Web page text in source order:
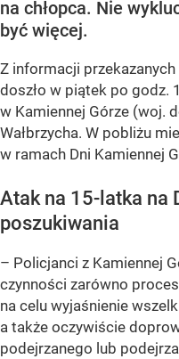
na chłopca. Nie
być więcej.
Z informacji
doszło w piątek po godz.
w Kamiennej Górze (woj.
Wałbrzycha. W pobliżu
w ramach Dni Kamiennej
Atak na 15-latka na
poszukiwania
– Policjanci z Kamiennej
czynności zarówno
na celu wyjaśnienie
a także oczywiście
podejrzanego lub